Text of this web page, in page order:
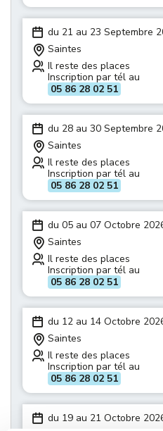
du 21 au 23 Septembre
Saintes
Il reste des places
Inscription par tél au
05 86 28 02 51
du 28 au 30 Septembre
Saintes
Il reste des places
Inscription par tél au
05 86 28 02 51
du 05 au 07 Octobre
Saintes
Il reste des places
Inscription par tél au
05 86 28 02 51
du 12 au 14 Octobre
Saintes
Il reste des places
Inscription par tél au
05 86 28 02 51
du 19 au 21 Octobre